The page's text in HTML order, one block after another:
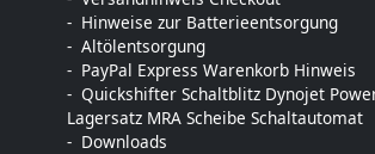
Hinweise zur Batterieentsorgung
Altölentsorgung
PayPal Express Warenkorb Hinweis
Quickshifter Schaltblitz Dynojet
Lagersatz MRA Scheibe Schaltautomat
Downloads